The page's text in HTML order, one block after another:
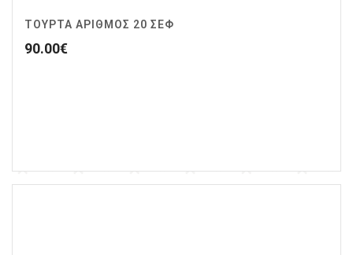
ΤΟΥΡΤΑ ΑΡΙΘΜΟΣ 20 ΣΕΦ
90.00€